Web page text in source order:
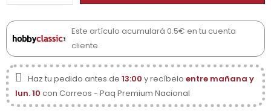
Este artículo acumulará 0.5€ en tu cuenta
cliente
Haz tu pedido antes de 13:00 y recíbelo entre mañana y
lun. 10 con Correos - Paq Premium Nacional